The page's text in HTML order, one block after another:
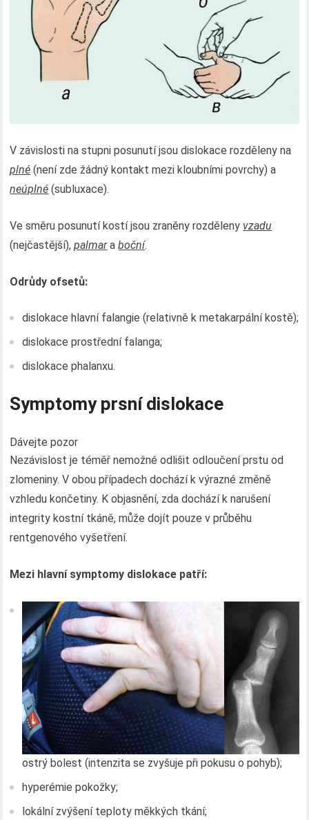
V závislosti na stupni posunutí jsou dislokace rozděleny na
plné (není zde žádný kontakt mezi kloubními povrchy) a
neúplné (subluxace).
Ve směru posunutí kostí jsou zraněny rozděleny vzadu
(nejčastější),palmaraboční.
Odrůdy ofsetů:
dislokace hlavní falangie (relativně k metakarpální kostě);
dislokace prostřední falanga;
dislokace phalanxu.
Symptomy prsní dislokace
Dávejte pozor
Nezávislost je téměř nemožné odlišit odloučení prstu od
zlomeniny. V obou případech dochází k výrazné změně
vzhledu končetiny. K objasnění, zda dochází k narušení
integrity kostní tkáně, může dojít pouze v průběhu
rentgenového vyšetření.
Mezi hlavní symptomy dislokace patří:
ostrý bolest (intenzita se zvyšuje při pokusu o pohyb);
hyperémie pokožky;
lokální zvýšení teploty měkkých tkání;